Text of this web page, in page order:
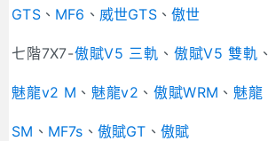
GTS、 MF6 、 威世GTS、傲世
七階7X7-傲賦V5 三軌 、 傲賦V5 雙軌 、
魅龍v2 M 、 魅龍v2 、傲賦WRM 、 魅龍
SM 、 MF7s 、 傲賦GT 、 傲賦